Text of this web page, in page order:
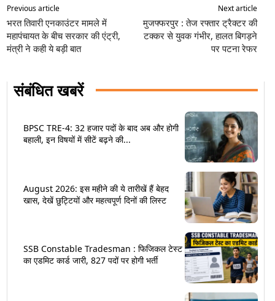
Previous article
भरत तिवारी एनकाउंटर मामले में
महापंचायत के बीच सरकार की एंट्री,
मंत्री ने कही ये बड़ी बात
Next article
मुजफ्फरपुर : तेज रफ्तार ट्रैक्टर की
टक्कर से युवक गंभीर, हालत बिगड़ने
पर पटना रेफर
संबंधित खबरें
BPSC TRE-4: 32 हजार पदों के बाद अब और होगी
बहाली, इन विषयों में सीटें बढ़ने की...
August 2026: इस महीने की ये तारीखें हैं बेहद
खास, देखें छुट्टियों और महत्वपूर्ण दिनों की लिस्ट
SSB Constable Tradesman : फिजिकल टेस्ट
का एडमिट कार्ड जारी, 827 पदों पर होगी भर्ती